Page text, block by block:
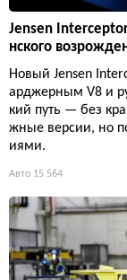
Jensen
нского
Новый Jensen
арджерным V8 и
кий путь — без
жные версии, но
иями.
Авто 15 564